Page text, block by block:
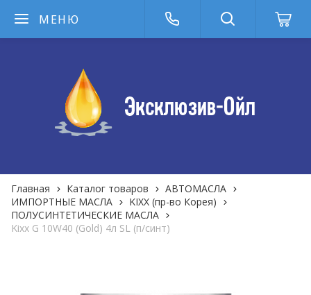
МЕНЮ
Главная Каталог товаров
АВТОМАСЛА
ИМПОРТНЫЕ МАСЛА
KIXX (пр-во Корея)
ПОЛУСИНТЕТИЧЕСКИЕ МАСЛА
Kixx G 10W40 (Gold) 4л SL (п/синт)